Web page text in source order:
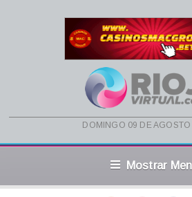
domingo 09 de agosto
Mostrar